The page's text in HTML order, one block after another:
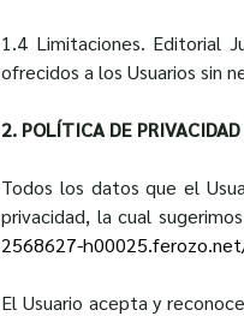
1.4 Limitaciones. Editorial
ofrecidos a los Usuarios sin
2. POLÍTICA DE PRIVACIDAD
Todos los datos que el
privacidad, la cual
2568627-
El Usuario acepta y